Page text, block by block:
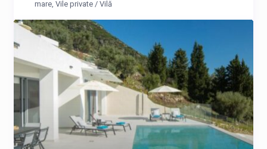
mare ,Vile private /Vilă